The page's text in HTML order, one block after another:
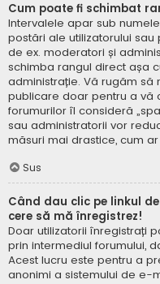
Cum poate fi schimbat
Intervalele apar sub
postări ale utilizatorului
de ex. moderatori și
schimba rangul direct așa
administrație. Vă rugăm să
publicare doar pentru a vă
forumurilor îl consideră
sau administratorii vor
măsuri mai drastice, cum
Sus
Când dau clic pe linkul
cere să mă înregistrez!
Doar utilizatorii înregistrați
prin intermediul forumului,
Acest lucru este pentru a
anonimi a sistemului de e-